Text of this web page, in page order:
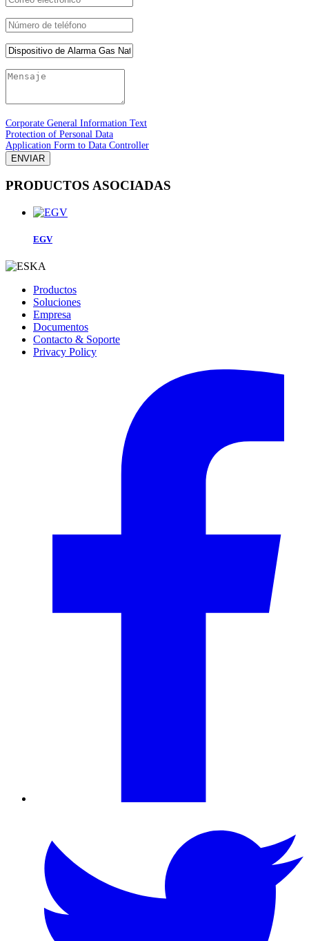
Corporate General Information Text
Protection of Personal Data
Application Form to Data Controller
ENVIAR
PRODUCTOS ASOCIADAS
EGV
Productos
Soluciones
Empresa
Documentos
Contacto & Soporte
Privacy Policy